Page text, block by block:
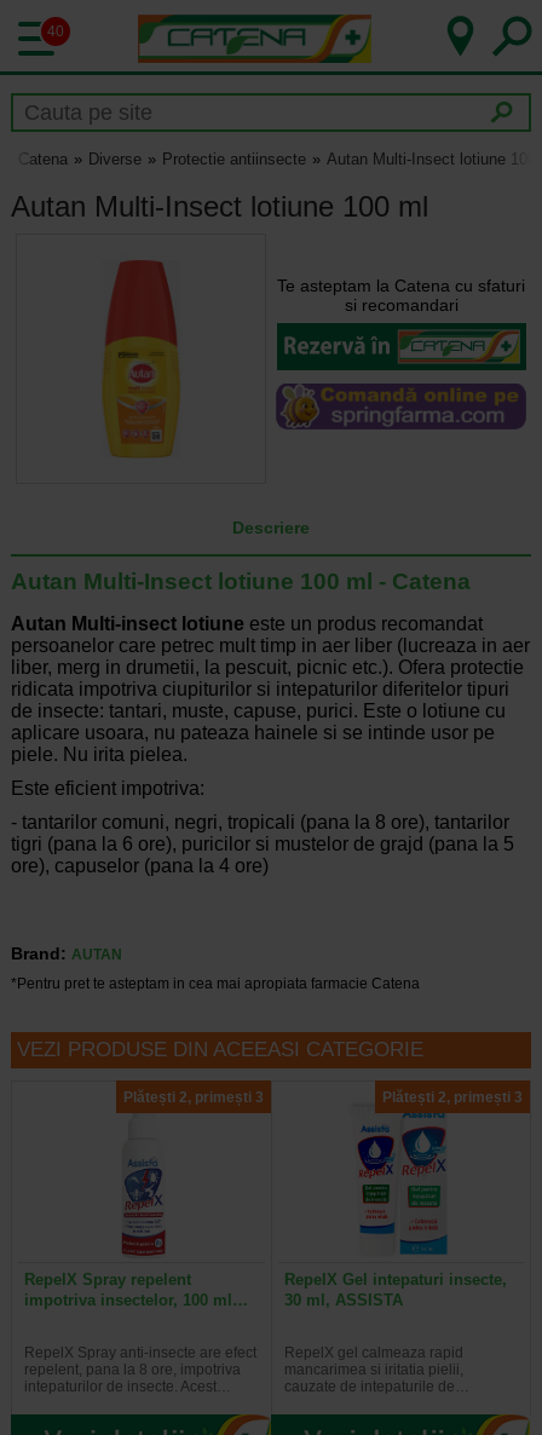
40
Catena Diverse Protectie antiinsecte Autan Multi-Insect lotiune 100
Autan Multi-Insect lotiune 100 ml
Te asteptam la Catena cu sfaturi
si recomandari
Descriere
Autan Multi-Insect lotiune 100 ml - Catena
Autan Multi-insect lotiune este un produs recomandat
persoanelor care petrec mult timp in aer liber (lucreaza in aer
liber, merg in drumetii, la pescuit, picnic etc.). Ofera protectie
ridicata impotriva ciupiturilor si intepaturilor diferitelor tipuri
de insecte: tantari, muste, capuse, purici. Este o lotiune cu
aplicare usoara, nu pateaza hainele si se intinde usor pe
piele. Nu irita pielea.
Este eficient impotriva:
- tantarilor comuni, negri, tropicali (pana la 8 ore), tantarilor
tigri (pana la 6 ore), puricilor si mustelor de grajd (pana la 5
ore), capuselor (pana la 4 ore)
Brand: AUTAN
*Pentru pret te asteptam in cea mai apropiata farmacie Catena
VEZI PRODUSE DIN ACEEASI CATEGORIE
Plătești 2, primești 3
RepelX Spray repelent
impotriva insectelor, 100 ml…
RepelX Spray anti-insecte are efect
repelent, pana la 8 ore, impotriva
intepaturilor de insecte. Acest…
Plătești 2, primești 3
RepelX Gel intepaturi insecte,
30 ml, ASSISTA
RepelX gel calmeaza rapid
mancarimea si iritatia pielii,
cauzate de intepaturile de…